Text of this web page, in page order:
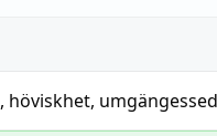
, höviskhet,